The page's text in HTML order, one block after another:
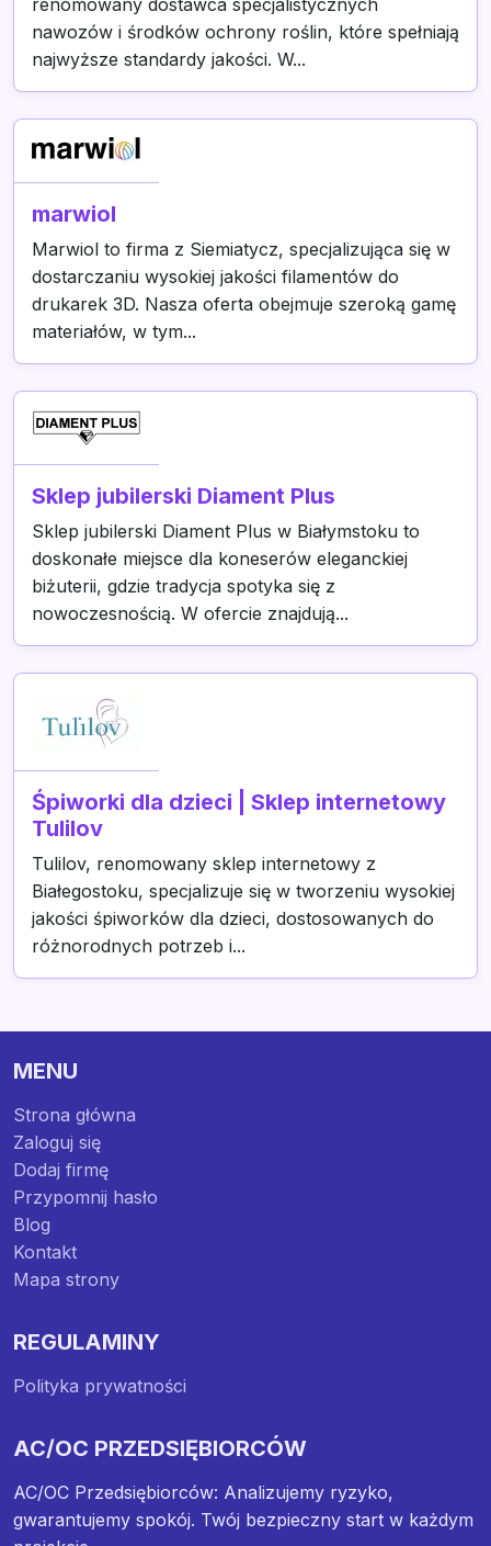
renomowany dostawca specjalistycznych
nawozów i środków ochrony roślin, które spełniają
najwyższe standardy jakości. W...
marwiol
Marwiol to firma z Siemiatycz, specjalizująca się w
dostarczaniu wysokiej jakości filamentów do
drukarek 3D. Nasza oferta obejmuje szeroką gamę
materiałów, w tym...
Sklep jubilerski Diament Plus
Sklep jubilerski Diament Plus w Białymstoku to
doskonałe miejsce dla koneserów eleganckiej
biżuterii, gdzie tradycja spotyka się z
nowoczesnością. W ofercie znajdują...
Śpiworki dla dzieci | Sklep internetowy
Tulilov
Tulilov, renomowany sklep internetowy z
Białegostoku, specjalizuje się w tworzeniu wysokiej
jakości śpiworków dla dzieci, dostosowanych do
różnorodnych potrzeb i...
MENU
Strona główna
Zaloguj się
Dodaj firmę
Przypomnij hasło
Blog
Kontakt
Mapa strony
REGULAMINY
Polityka prywatności
AC/OC PRZEDSIĘBIORCÓW
AC/OC Przedsiębiorców: Analizujemy ryzyko,
gwarantujemy spokój. Twój bezpieczny start w każdym